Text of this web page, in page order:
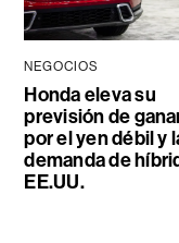
NEGOCIOS
Honda eleva su
previsión de
por el yen débil y
demanda de
EE.UU.